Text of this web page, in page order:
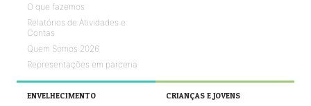
O que fazemos
Relatórios de Atividades e
Contas
Quem Somos 2026
Representações em parceria
ENVELHECIMENTO CRIANÇAS E JOVENS